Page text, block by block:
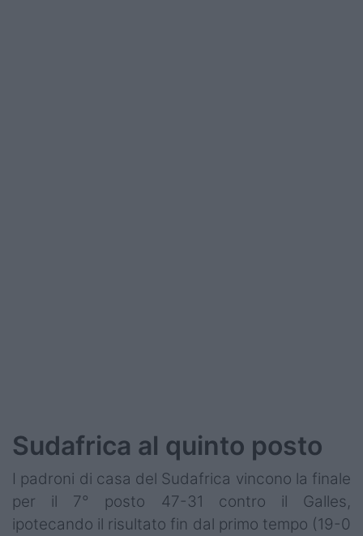
Sudafrica al quinto posto
I padroni di casa del Sudafrica vincono la finale
per il 7° posto 47-31 contro il Galles,
ipotecando il risultato fin dal primo tempo (19-0